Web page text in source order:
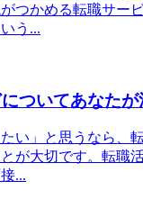
つかめる転職サー
う...
ついてあなた
い」と思うなら
が大切です。転職
...